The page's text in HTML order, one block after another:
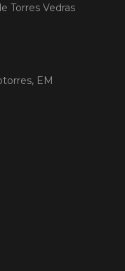
Torres Vedras
EM